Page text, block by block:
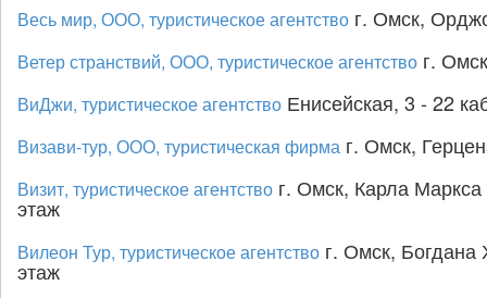
Весь мир, ООО, туристическое агентство г. Омск,
Ветер странствий, ООО, туристическое агентство г.
ВиДжи, туристическое агентство Енисейская, 3 - 22
Визави-тур, ООО, туристическая фирма г. Омск,
Визит, туристическое агентство г. Омск, Карла
этаж
Вилеон Тур, туристическое агентство г. Омск, Богдана
этаж